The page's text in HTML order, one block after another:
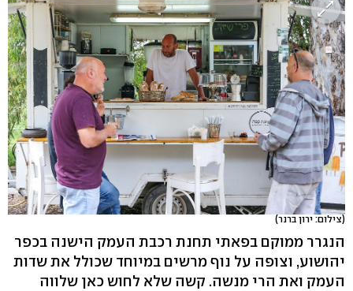
(צילום: ירון ברנר)
הנגרר ממוקם בפאתי תחנת רכבת העמק הישנה בכפר
יהושוע, וצופה על נוף מרשים במיוחד שכולל את שדות
העמק ואת הרי מנשה. קשה שלא לחוש כאן שלווה